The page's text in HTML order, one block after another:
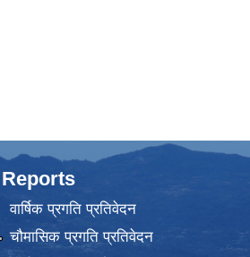
Reports
वार्षिक प्रगति प्रतिवेदन
चौमासिक प्रगति प्रतिवेदन